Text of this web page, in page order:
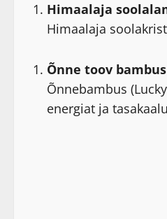
Himaalaja
Himaalaja
Õnne toov bambus
Õnnebambus
energiat ja